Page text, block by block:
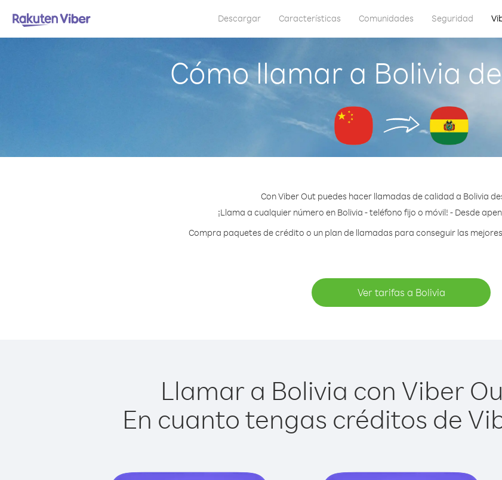
Descargar Características Comunidades Seguridad
Cómo llamar a Bolivia
Con Viber Out puedes hacer llamadas de calidad a Bolivia
¡Llama a cualquier número en Bolivia - teléfono fijo o móvil! - Desde
Compra paquetes de crédito o un plan de llamadas para conseguir las
Ver tarifas a Bolivia
Llamar a Bolivia con Viber
En cuanto tengas créditos de